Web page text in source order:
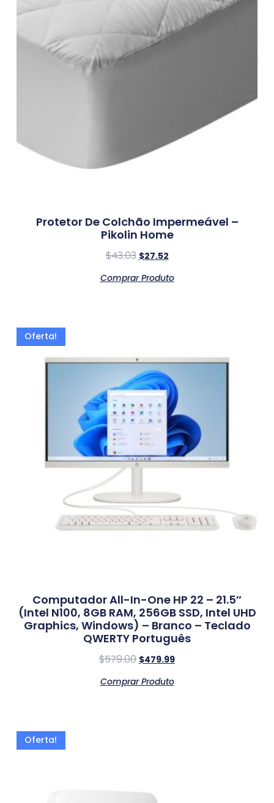
Protetor De Colchão Impermeável –
Pikolin Home
$43.03 $27.52
Comprar Produto
Oferta!
Computador All-In-One HP 22 – 21.5″
(Intel N100, 8GB RAM, 256GB SSD, Intel UHD
Graphics, Windows) – Branco – Teclado
QWERTY Português
$579.00 $479.99
Comprar Produto
Oferta!